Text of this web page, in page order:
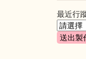
最近行